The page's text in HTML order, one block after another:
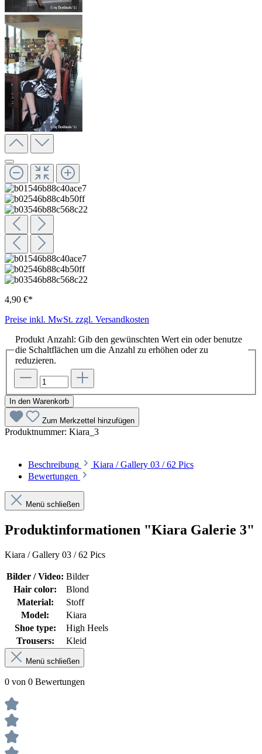
4,90 €*
Preise inkl. MwSt. zzgl. Versandkosten
Produkt Anzahl: Gib den gewünschten Wert ein oder benutze
die Schaltflächen um die Anzahl zu erhöhen oder zu
reduzieren.
In den Warenkorb
Zum Merkzettel hinzufügen
Produktnummer: Kiara_3
Beschreibung
Kiara / Gallery 03 / 62 Pics
Bewertungen
Menü schließen
Produktinformationen "Kiara Galerie 3"
Kiara / Gallery 03 / 62 Pics
Bilder / Video: Bilder
Hair color:
Blond
Material:
Stoff
Model:
Kiara
Shoe type:
High Heels
Trousers:
Kleid
Menü schließen
0 von 0 Bewertungen